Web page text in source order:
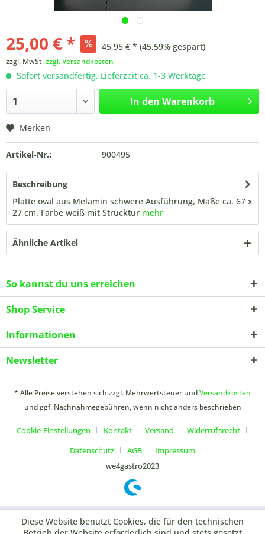
25,00 € * 45,95 € * (45,59% gespart)
zzgl. MwSt.zzgl. Versandkosten
Sofort versandfertig, Lieferzeit ca. 1-3 Werktage
In den Warenkorb
Merken
Artikel-Nr.: 900495
Beschreibung
Platte oval aus Melamin schwere Ausführung, Maße ca. 67 x
27 cm. Farbe weiß mit Strucktur mehr
Ähnliche Artikel
So kannst du uns erreichen
Shop Service
Informationen
Newsletter
* Alle Preise verstehen sich zzgl. Mehrwertsteuer undVersandkosten
und ggf. Nachnahmegebühren, wenn nicht anders beschrieben
Cookie-Einstellungen Kontakt Versand
Widerrufsrecht
Datenschutz
AGB
Impressum
we4gastro2023
Diese Website benutzt Cookies, die für den technischen